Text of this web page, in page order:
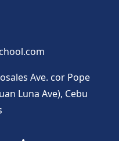
Ave. cor Pope
Luna Ave), Cebu